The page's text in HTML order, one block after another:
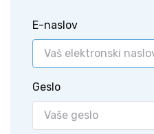
E-naslov
Geslo